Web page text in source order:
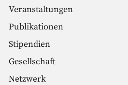
Veranstaltungen
Publikationen
Stipendien
Gesellschaft
Netzwerk